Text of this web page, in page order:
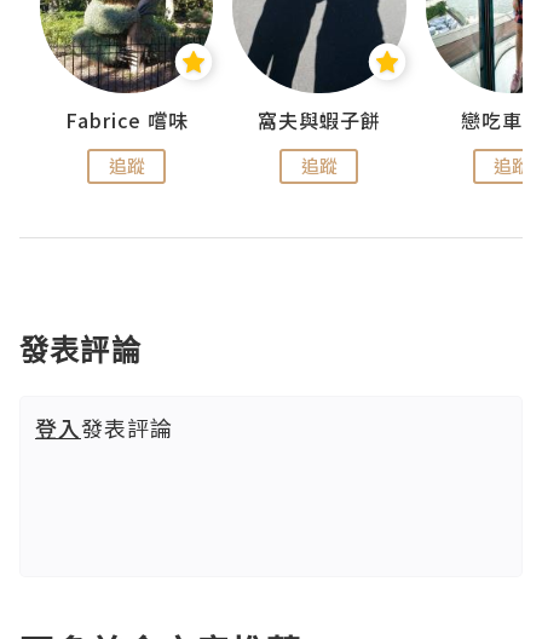
Fabrice 嚐味
追蹤
窩夫與蝦子餅
追蹤
戀吃車
追蹤
發表評論
登入發表評論